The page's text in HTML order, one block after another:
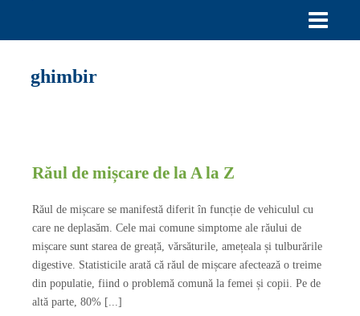
ghimbir
Răul de mișcare de la A la Z
Răul de mișcare se manifestă diferit în funcție de vehiculul cu
care ne deplasăm. Cele mai comune simptome ale răului de
mișcare sunt starea de greață, vărsăturile, amețeala și tulburările
digestive. Statisticile arată că răul de mișcare afectează o treime
din populatie, fiind o problemă comună la femei și copii. Pe de
altă parte, 80% [...]